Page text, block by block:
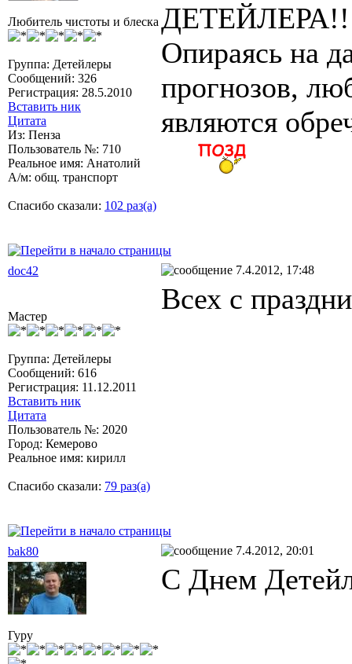
Любитель чистоты и блеска
Группа: Детейлеры
Сообщений: 326
Регистрация: 28.5.2010
Вставить ник
Цитата
Из: Пенза
Пользователь №: 710
Реальное имя: Анатолий
А/м: общ. транспорт
Спасибо сказали: 102 раз(а)
Опираясь на
прогнозов,
являются
doc42 7.4.2012, 17:48
Мастер
Группа: Детейлеры
Сообщений: 616
Регистрация: 11.12.2011
Вставить ник
Цитата
Пользователь №: 2020
Город: Кемерово
Реальное имя: кирилл
Спасибо сказали: 79 раз(а)
Всех с
bak80 7.4.2012, 20:01
Гуру
С Днем